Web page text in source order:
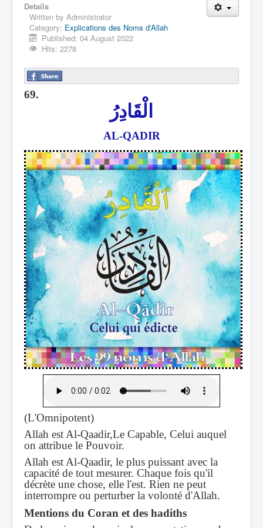
Details
Written by Administrator
Category: Explications des Noms d'Allah
Published: 04 August 2022
Hits: 2278
69.
الْقَادِرُ
AL-QADIR
(L'Omnipotent)
Allah est Al-Qaadir,Le Capable, Celui auquel
on attribue le Pouvoir.
Allah est Al-Qaadir, le plus puissant avec la
capacité de tout mesurer. Chaque fois qu'il
décrète une chose, elle l'est. Rien ne peut
interrompre ou perturber la volonté d'Allah.
Mentions du Coran et des hadiths